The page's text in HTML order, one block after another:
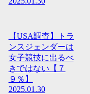
【USA調査】トラ
ンスジェンダーは
女子競技に出るべ
きではない【７
９％】
2025.01.30